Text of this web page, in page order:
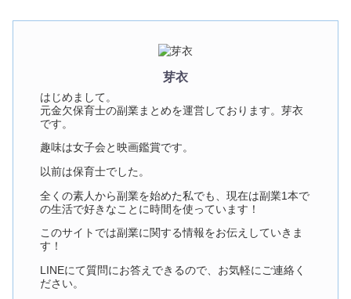
芽衣
はじめまして。
元金欠保育士の副業まとめを運営しております。芽衣
です。
趣味は女子会と映画鑑賞です。
以前は保育士でした。
全くの素人から副業を始めた私でも、現在は副業1本で
の生活で好きなことに時間を使っています！
このサイトでは副業に関する情報をお伝えしていきま
す！
LINEにて質問にお答えできるので、お気軽にご連絡く
ださい。